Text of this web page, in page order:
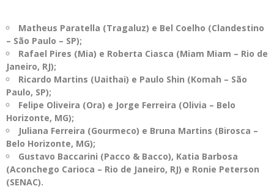
Matheus Paratella (Tragaluz) e Bel Coelho (Clandestino
– São Paulo – SP);
Rafael Pires (Mia) e Roberta Ciasca (Miam Miam – Rio de
Janeiro, RJ);
Ricardo Martins (Uaithai) e Paulo Shin (Komah – São
Paulo, SP);
Felipe Oliveira (Ora) e Jorge Ferreira (Olivia – Belo
Horizonte, MG);
Juliana Ferreira (Gourmeco) e Bruna Martins (Birosca –
Belo Horizonte, MG);
Gustavo Baccarini (Pacco & Bacco), Katia Barbosa
(Aconchego Carioca – Rio de Janeiro, RJ) e Ronie Peterson
(SENAC).